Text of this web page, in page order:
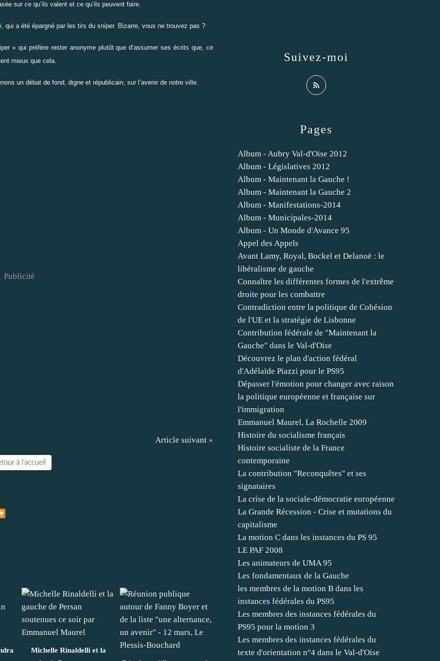
sur ce qu’ils valent et ce qu’ils peuvent faire.
qui a été épargné par les tirs du sniper. Bizarre, vous ne trouvez pas ?
» qui préfère rester anonyme plutôt que d’assumer ses écrits que, ce
mieux que cela.
un débat de fond, digne et républicain, sur l’avenir de notre ville.
Publicité
Article suivant »
à l'accueil
Michelle Rinaldelli et la
Pages
Album - Aubry Val-d'Oise 2012
Album - Législatives 2012
Album - Maintenant la Gauche !
Album - Maintenant la Gauche 2
Album - Manifestations-2014
Album - Municipales-2014
Album - Un Monde d'Avance 95
Appel des Appels
Avant Lamy, Royal, Bockel et Delanoë : le
libéralisme de gauche
Connaître les différentes formes de l'extrême
droite pour les combattre
Contradiction entre la politique de Cohésion
de l'UE et la stratégie de Lisbonne
Contribution fédérale de "Maintenant la
Gauche" dans le Val-d'Oise
Découvrez le plan d'action fédéral
d'Adélaïde Piazzi pour le PS95
Dépasser l'émotion pour changer avec raison
la politique européenne et française sur
l'immigration
Emmanuel Maurel, La Rochelle 2009
Histoire du socialisme français
Histoire socialiste de la France
contemporaine
La contribution "Reconquêtes" et ses
signataires
La crise de la sociale-démocratie européenne
La Grande Récession - Crise et mutations du
capitalisme
La motion C dans les instances du PS 95
LE PAF 2008
Les animateurs de UMA 95
Les fondamentaux de la Gauche
les membres de la motion B dans les
instances fédérales du PS95
Les membres des instances fédérales du
PS95 pour la motion 3
Les membres des instances fédérales du
texte d'orientation n°4 dans le Val-d'Oise
Suivez-moi